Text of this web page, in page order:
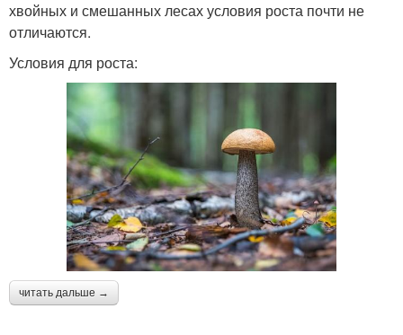
хвойных и смешанных лесах условия роста почти не
отличаются.
Условия для роста:
читать дальше →